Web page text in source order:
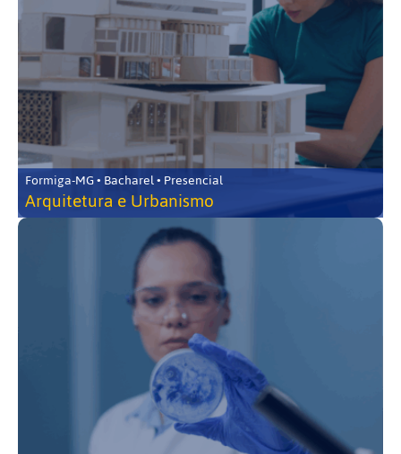
Formiga-MG • Bacharel • Presencial
Arquitetura e Urbanismo